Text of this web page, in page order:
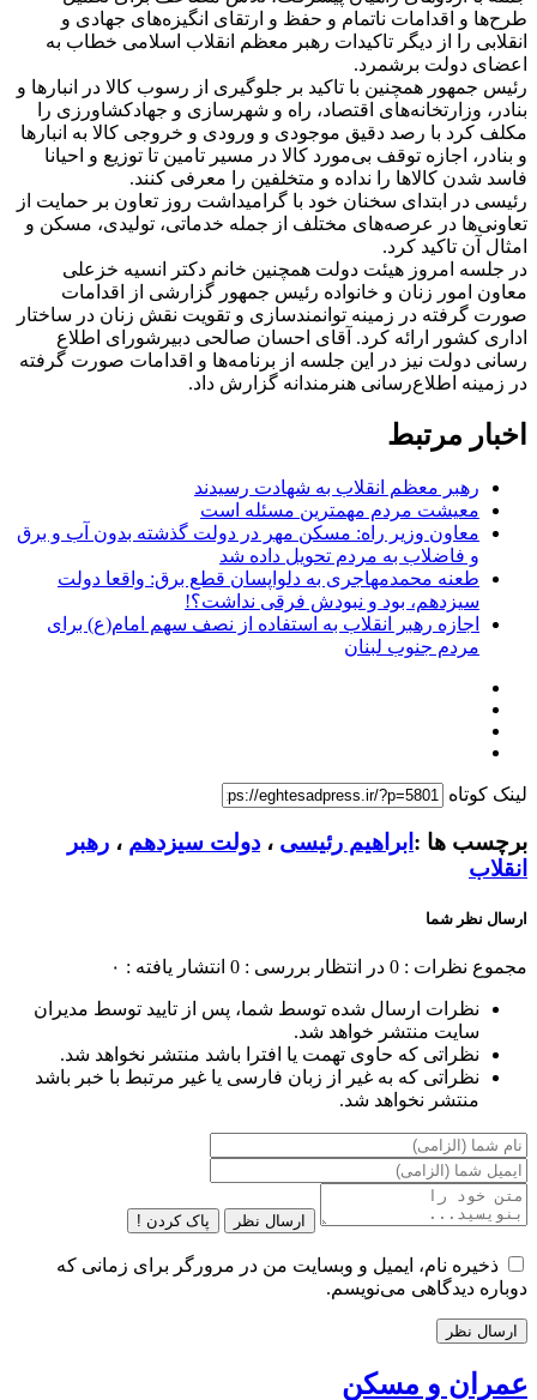
طرح‌ها و اقدامات ناتمام و حفظ و ارتقای انگیزه‌های جهادی و
انقلابی را از دیگر تاکیدات رهبر معظم انقلاب اسلامی خطاب به
اعضای دولت برشمرد.
رئیس جمهور همچنین با تاکید بر جلوگیری از رسوب کالا در انبارها و
بنادر، وزارتخانه‌های اقتصاد، راه و شهرسازی و جهادکشاورزی را
مکلف کرد با رصد دقیق موجودی و ورودی و خروجی کالا به انبارها
و بنادر، اجازه توقف بی‌مورد کالا در مسیر تامین تا توزیع و احیانا
فاسد شدن کالاها را نداده و متخلفین را معرفی کنند.
رئیسی در ابتدای سخنان خود با گرامیداشت روز تعاون بر حمایت از
تعاونی‌ها در عرصه‌های مختلف از جمله خدماتی، تولیدی، مسکن و
امثال آن تاکید کرد.
در جلسه امروز هیئت دولت همچنین خانم دکتر انسیه خزعلی
معاون امور زنان و خانواده رئیس جمهور گزارشی از اقدامات
صورت گرفته در زمینه توانمندسازی و تقویت نقش زنان در ساختار
اداری کشور ارائه کرد. آقای احسان صالحی دبیرشورای اطلاع
رسانی دولت نیز در این جلسه از برنامه‌ها و اقدامات صورت گرفته
در زمینه اطلاع‌رسانی هنرمندانه گزارش داد.
اخبار مرتبط
رهبر معظم انقلاب به شهادت رسیدند
معیشت مردم مهمترین مسئله است
معاون وزیر راه: مسکن مهر در دولت گذشته بدون‌ آب و برق
و فاضلاب به مردم تحویل داده شد
طعنه محمدمهاجری به دلواپسان قطع برق: واقعا دولت
سیزدهم، بود و نبودش فرقی نداشت؟!
اجازه رهبر انقلاب به استفاده از نصف سهم امام(ع) برای
مردم جنوب لبنان
لینک کوتاه
برچسب ها : ابراهیم رئیسی ، دولت سیزدهم ، رهبر
انقلاب
ارسال نظر شما
مجموع نظرات : 0 در انتظار بررسی : 0 انتشار یافته : ۰
نظرات ارسال شده توسط شما، پس از تایید توسط مدیران
سایت منتشر خواهد شد.
نظراتی که حاوی تهمت یا افترا باشد منتشر نخواهد شد.
نظراتی که به غیر از زبان فارسی یا غیر مرتبط با خبر باشد
منتشر نخواهد شد.
ارسال نظر پاک کردن !
ذخیره نام، ایمیل و وبسایت من در مرورگر برای زمانی که
دوباره دیدگاهی می‌نویسم.
عمران و مسکن